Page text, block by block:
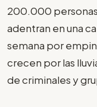
200.000
adentran en una
semana por
crecen por las
de criminales y